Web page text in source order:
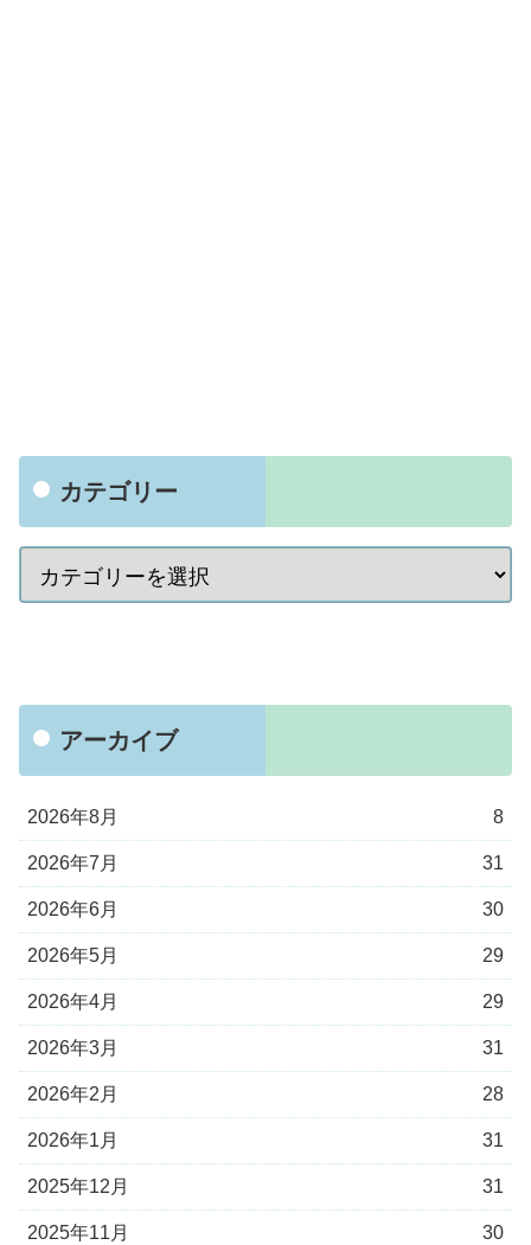
カテゴリー
アーカイブ
2026年8月 8
2026年7月 31
2026年6月 30
2026年5月 29
2026年4月 29
2026年3月 31
2026年2月 28
2026年1月 31
2025年12月 31
2025年11月 30